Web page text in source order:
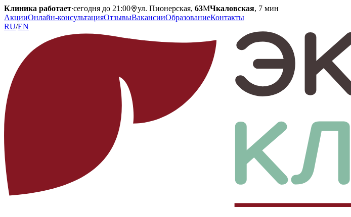
Клиника работает·сегодня до 21:00 ул. Пионерская, 63МЧкаловская, 7 мин
АкцииОнлайн-консультацияОтзывыВакансииОбразованиеКонтакты
RU/EN